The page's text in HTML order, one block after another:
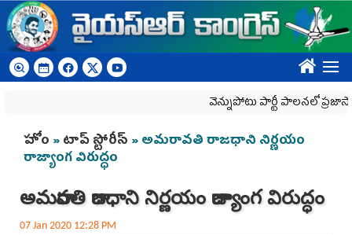
Skip to main content
????
వెన్నుపోటు పార్టీ పాలనలో ప్రజాస్వామ్యం
You are here
హోం »టాప్ స్టోరీస్ » అమరావతి రాజధాని నిర్ణయం
రాజ్యాంగ విరుద్ధం
అమరావతి రాజధాని నిర్ణయం రాజ్యాంగ విరుద్ధం
07 Jan 2020 12:28 PM